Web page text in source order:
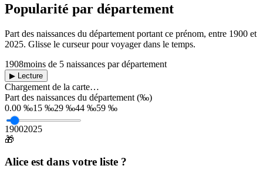
Popularité par département
Part des naissances du département portant ce prénom, entre 1900 et
2025. Glisse le curseur pour voyager dans le temps.
1908moins de 5 naissances par département
▶ Lecture
Chargement de la carte…
Part des naissances du département (‰)
0.00 ‰15 ‰29 ‰44 ‰59 ‰
19002025
🎁
Alice est dans votre liste ?